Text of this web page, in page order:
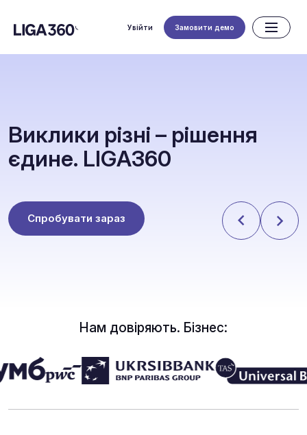
Увійти Замовити демо
Виклики різні – рішення
єдине. LIGA360
Спробувати зараз
Нам довіряють. Бізнес: